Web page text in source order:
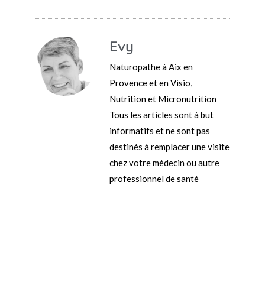
Evy
Naturopathe à Aix en
Provence et en Visio,
Nutrition et Micronutrition
Tous les articles sont à but
informatifs et ne sont pas
destinés à remplacer une visite
chez votre médecin ou autre
professionnel de santé